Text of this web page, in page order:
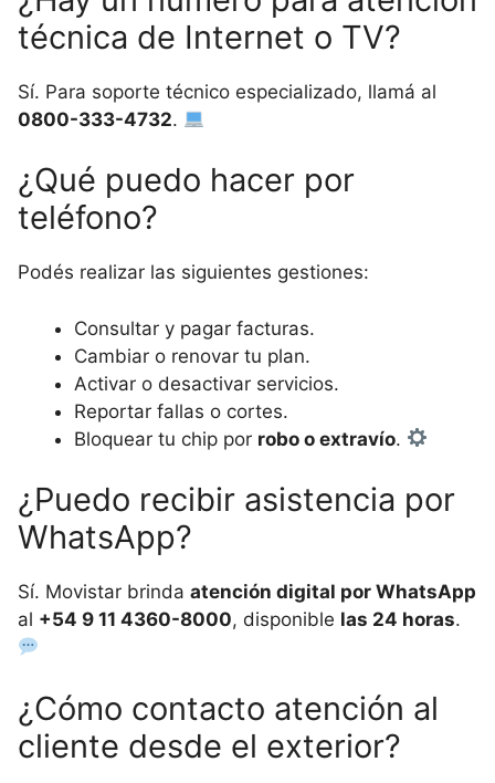
técnica de Internet o TV?
Sí. Para soporte técnico especializado, llamá al
0800-333-4732.
¿Qué puedo hacer por
teléfono?
Podés realizar las siguientes gestiones:
Consultar y pagar facturas.
Cambiar o renovar tu plan.
Activar o desactivar servicios.
Reportar fallas o cortes.
Bloquear tu chip por robo o extravío.
¿Puedo recibir asistencia por
WhatsApp?
Sí. Movistar brinda atención digital por WhatsApp
al +54 9 11 4360-8000, disponible las 24 horas.
¿Cómo contacto atención al
cliente desde el exterior?